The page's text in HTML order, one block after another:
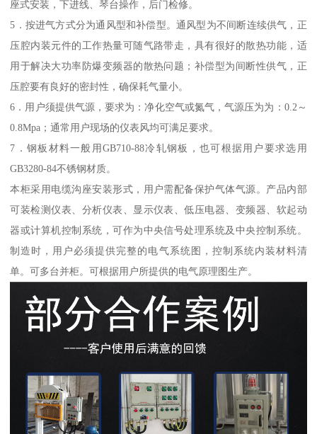
座式安装，下进线、琴台操作，后门检修。
5．按进气方式分为通风型和补偿型。通风型为不间断连续供气，正
压腔内装元件的工作热量可随气路带走，具有很好的散热功能，适
用于解决大功率防爆变频器的散热问题；补偿型为间断性供气，正
压腔要有良好的密封性，确保耗气量小。
6．用户须提供气源，要求为：净化空气或氮气，气源压为为：0.2～
0.8Mpa；通常用户现场的仪表风均可满足要求。
7．钢板材料一般用GB710-88冷轧钢板，也可根据用户要求选用
GB3280-84不锈钢材质。
本柜采用电缆沟座安装形式，用户需配备保护气体气源。产品内部
可装检测仪表、分析仪表、显示仪表、低压电器、变频器、软起动
器或计算机控制系统，可作为中央信号处理系统及中央控制系统。
制造时，用户必须提供完整的电气系统图，控制系统内装材料清
单。可多台并柜。可根据用户所提供的电气原理图生产。